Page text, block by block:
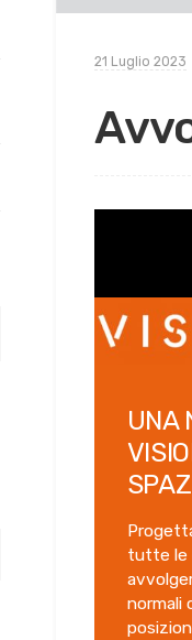
21 Luglio 2023
UNA
tutte le
normali